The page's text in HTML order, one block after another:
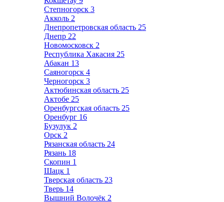
Степногорск 3
Акколь 2
Днепропетровская область 25
Днепр 22
Новомосковск 2
Республика Хакасия 25
Абакан 13
Саяногорск 4
Черногорск 3
Актюбинская область 25
Актобе 25
Оренбургская область 25
Оренбург 16
Бузулук 2
Орск 2
Рязанская область 24
Рязань 18
Скопин 1
Шацк 1
Тверская область 23
Тверь 14
Вышний Волочёк 2